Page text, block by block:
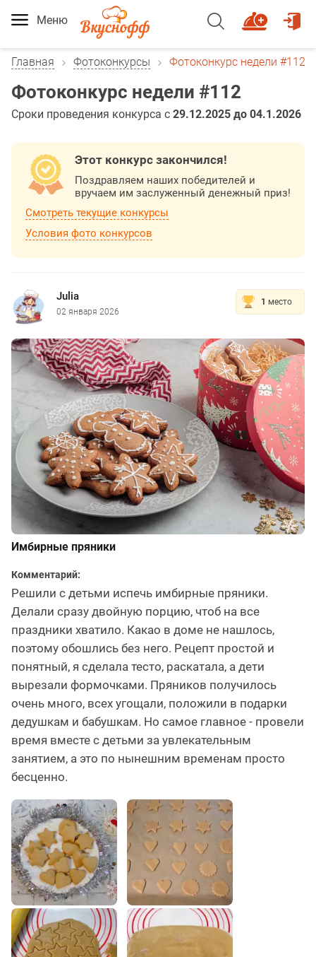
Меню
Главная Фотоконкурсы Фотоконкурс недели #112
Фотоконкурс недели #112
Сроки проведения конкурса с 29.12.2025 до 04.1.2026
Этот конкурс закончился!
Поздравляем наших победителей и
вручаем им заслуженный денежный приз!
Смотреть текущие конкурсы
Условия фото конкурсов
1 место
Julia
02 января 2026
Имбирные пряники
Комментарий:
Решили с детьми испечь имбирные пряники.
Делали сразу двойную порцию, чтоб на все
праздники хватило. Какао в доме не нашлось,
поэтому обошлись без него. Рецепт простой и
понятный, я сделала тесто, раскатала, а дети
вырезали формочками. Пряников получилось
очень много, всех угощали, положили в подарки
дедушкам и бабушкам. Но самое главное - провели
время вместе с детьми за увлекательным
занятием, а это по нынешним временам просто
бесценно.